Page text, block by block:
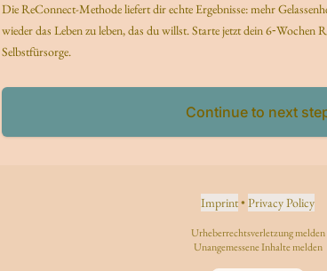
Die ReConnect-Methode liefert dir echte Ergebnisse: mehr
wieder das Leben zu leben, das du willst. Starte jetzt dein 6‑Wochen
Selbstfürsorge.
Continue to next
Imprint• Privacy Policy
Urheberrechtsverletzung melden
Unangemessene Inhalte melden